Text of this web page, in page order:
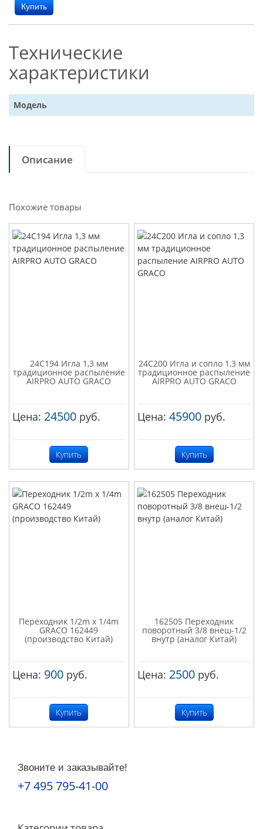
Звоните и заказывайте!
+7 495 795-41-00
Технические
характеристики
Модель
Описание
Похожие товары
24C194 Игла 1,3 мм
традиционное распыление
AIRPRO AUTO GRACO
Цена: 24500 руб.
Купить
24C200 Игла и сопло 1,3 мм
традиционное распыление
AIRPRO AUTO GRACO
Цена:45900 руб.
Купить
Переходник 1/2m x 1/4m
GRACO 162449
(производство Китай)
Цена: 900 руб.
Купить
162505 Переходник
поворотный 3/8 внеш-1/2
внутр (аналог Китай)
Цена: 2500 руб.
Купить